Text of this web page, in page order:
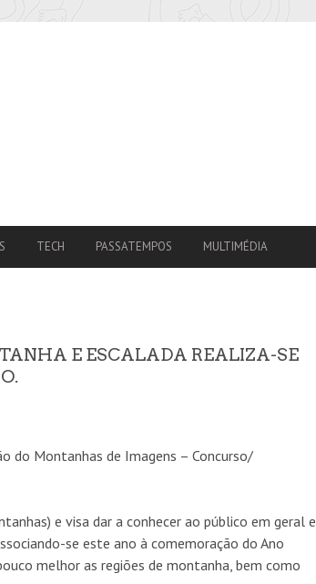
TECH PASSATEMPOS MULTIMÉDIA
E ESCALADA REALIZA-SE
do Montanhas de Imagens – Concurso/
e visa dar a conhecer ao público em geral e
se este ano à comemoração do Ano
melhor as regiões de montanha, bem como